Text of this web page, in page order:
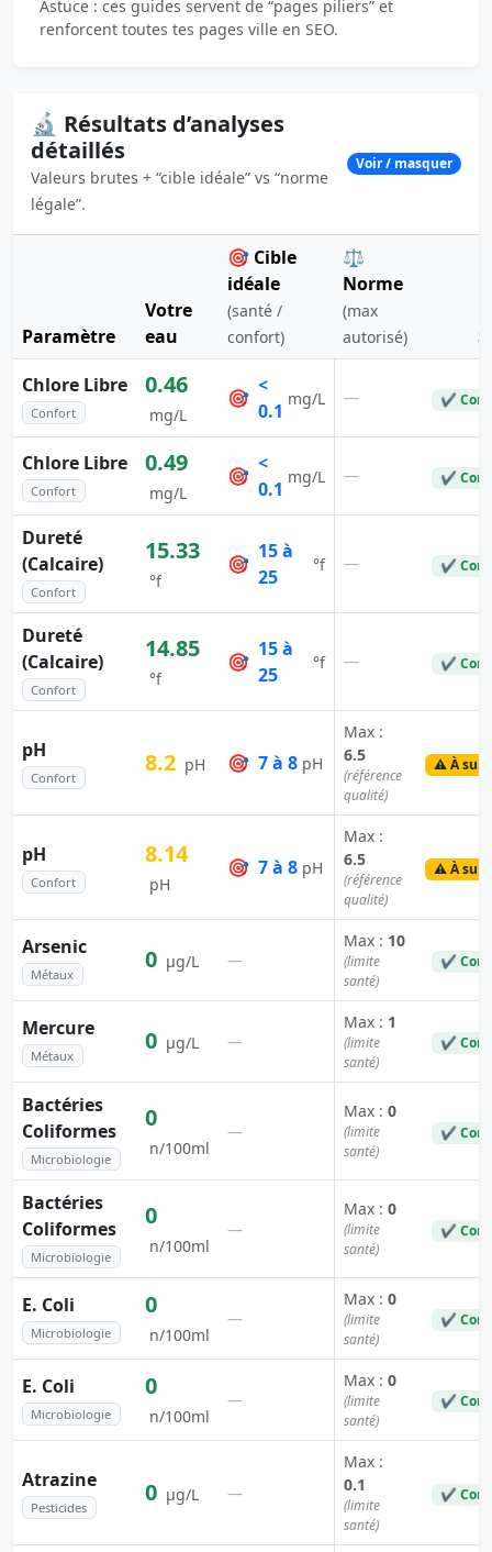
Astuce : ces guides servent de “pages piliers” et
renforcent toutes tes pages ville en SEO.
🔬 Résultats d’analyses
détaillés
Valeurs brutes + “cible idéale” vs “norme
légale”.
Voir / masquer
Paramètre
Votre
eau
🎯 Cible
idéale
(santé /
confort)
⚖️
Norme
(max
autorisé)
Chlore Libre
Confort
0.46
mg/L
🎯
<
0.1
mg/L — ✔
Chlore Libre
Confort
0.49
mg/L
🎯
<
0.1
mg/L — ✔
Dureté
(Calcaire)
Confort
15.33
°f
🎯
15 à
25
°f — ✔
Dureté
(Calcaire)
Confort
14.85
°f
🎯
15 à
25
°f — ✔
pH
Confort
8.2 pH 🎯 7 à 8 pH
Max :
6.5
(référence
qualité)
⚠️ À
pH
Confort
8.14
pH
🎯 7 à 8 pH
Max :
6.5
(référence
qualité)
⚠️ À
Arsenic
Métaux
0 µg/L —
Max : 10
(limite
santé)
✔
Mercure
Métaux
0 µg/L —
Max : 1
(limite
santé)
✔
Bactéries
Coliformes
Microbiologie
0
n/100ml
—
Max : 0
(limite
santé)
✔
Bactéries
Coliformes
Microbiologie
0
n/100ml
—
Max : 0
(limite
santé)
✔
E. Coli
Microbiologie
0
n/100ml
—
Max : 0
(limite
santé)
✔
E. Coli
Microbiologie
0
n/100ml
—
Max : 0
(limite
santé)
✔
Atrazine
Pesticides
0 µg/L —
Max :
0.1
(limite
santé)
✔